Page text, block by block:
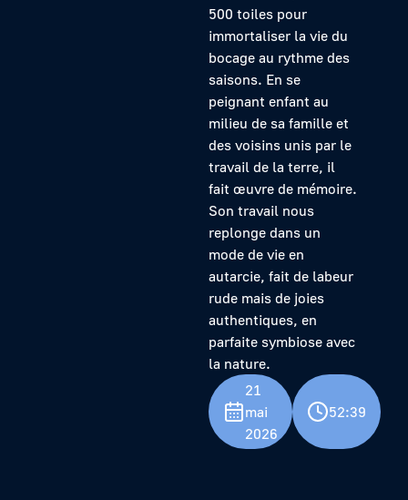
500 toiles pour
immortaliser la vie du
bocage au rythme des
saisons. En se
peignant enfant au
milieu de sa famille et
des voisins unis par le
travail de la terre, il
fait œuvre de mémoire.
Son travail nous
replonge dans un
mode de vie en
autarcie, fait de labeur
rude mais de joies
authentiques, en
parfaite symbiose avec
la nature.
21
mai
2026
52:39